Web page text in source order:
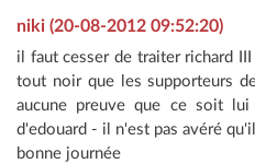
niki (20-08-2012 09:52:20)
il faut cesser de traiter richard
tout noir que les supporteurs
aucune preuve que ce soit
d'edouard - il n'est pas avéré
bonne journée